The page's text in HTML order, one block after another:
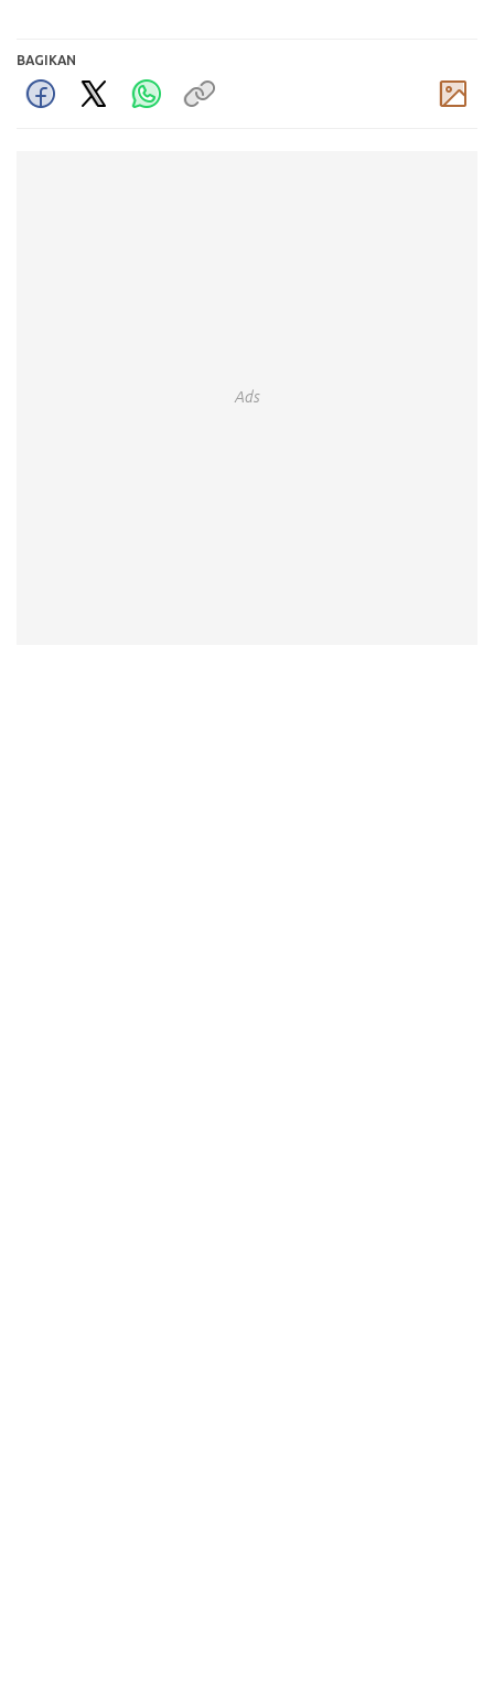
BAGIKAN
Ads